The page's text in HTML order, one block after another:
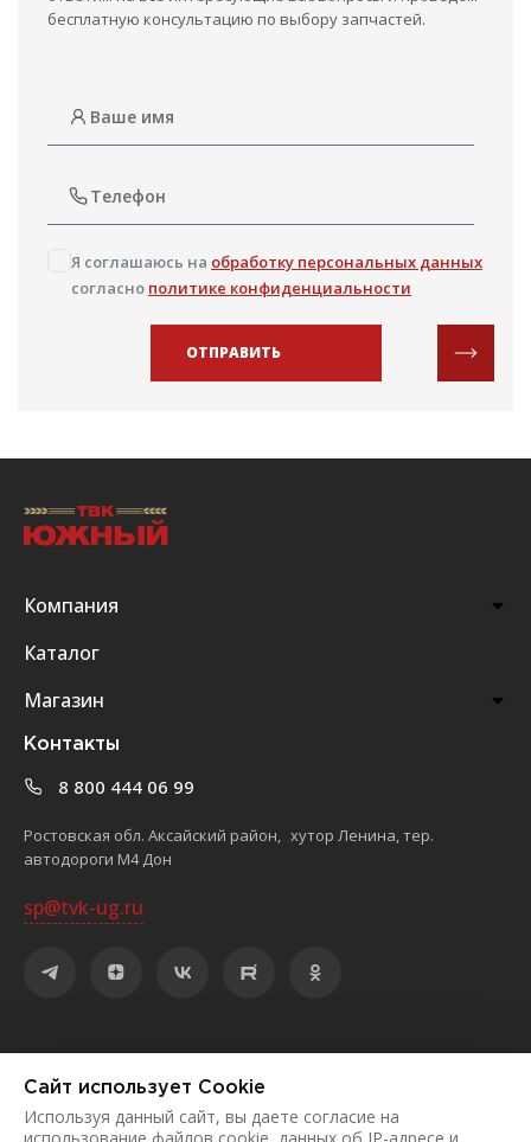
бесплатную консультацию по выбору запчастей.
Я соглашаюсь на обработку персональных данных
согласно политике конфиденциальности
ОТПРАВИТЬ
Компания
Каталог
Магазин
Контакты
8 800 444 06 99
Ростовская обл. Аксайский район, хутор Ленина, тер.
автодороги М4 Дон
sp@tvk-ug.ru
Политика конфиденциальности
Сайт использует Cookie
Используя данный сайт, вы даете согласие на